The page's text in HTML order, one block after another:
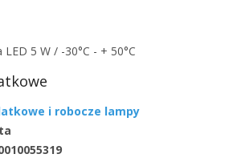
5 W / -30°C - + 50°C
i robocze lampy